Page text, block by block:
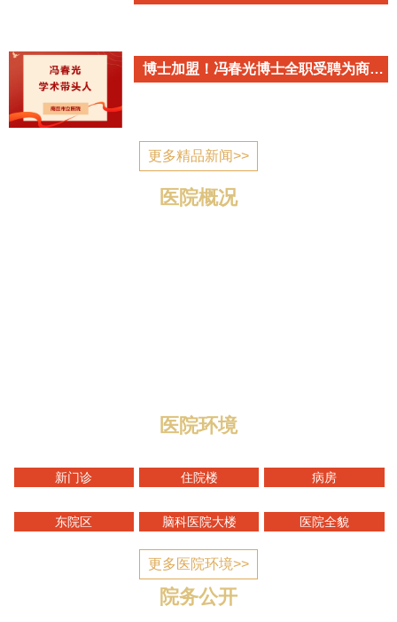
博士加盟！冯春光博士全职受聘为商丘市立医院心血管内科学术带头人
更多精品新闻>>
医院概况
医院环境
新门诊 住院楼 病房
东院区 脑科医院大楼 医院全貌
更多医院环境>>
院务公开